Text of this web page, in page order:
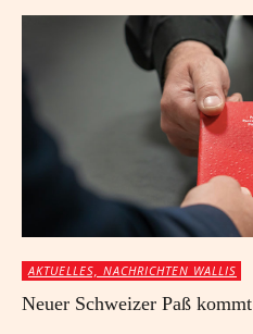
AKTUELLES, NACHRICHTEN WALLIS
Neuer Schweizer Paß kommt